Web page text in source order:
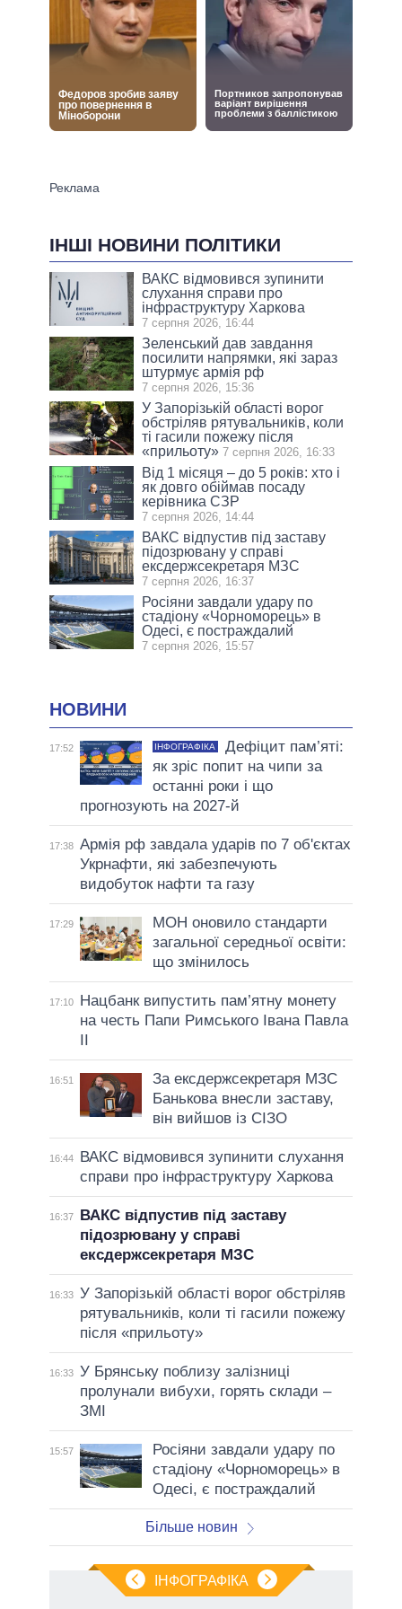
ІНШІ НОВИНИ ПОЛІТИКИ
ВАКС відмовився зупинити
слухання справи про
інфраструктуру Харкова
7 серпня 2026, 16:44
Зеленський дав завдання
посилити напрямки, які зараз
штурмує армія рф
7 серпня 2026, 15:36
У Запорізькій області ворог
обстріляв рятувальників, коли
ті гасили пожежу після
«прильоту» 7 серпня 2026, 16:33
Від 1 місяця – до 5 років: хто і
як довго обіймав посаду
керівника СЗР
7 серпня 2026, 14:44
ВАКС відпустив під заставу
підозрювану у справі
ексдержсекретаря МЗС
7 серпня 2026, 16:37
Росіяни завдали удару по
стадіону «Чорноморець» в
Одесі, є постраждалий
7 серпня 2026, 15:57
НОВИНИ
17:52 ІНФОГРАФІКА
Дефіцит пам’яті:
як зріс попит на чипи за
останні роки і що
прогнозують на 2027-й
17:38 Армія рф завдала ударів по 7 об'єктах
Укрнафти, які забезпечують
видобуток нафти та газу
17:29
МОН оновило стандарти
загальної середньої освіти:
що змінилось
17:10
Нацбанк випустить пам’ятну монету
на честь Папи Римського Івана Павла
II
16:51
За ексдержсекретаря МЗС
Банькова внесли заставу,
він вийшов із СІЗО
16:44
ВАКС відмовився зупинити слухання
справи про інфраструктуру Харкова
16:37
ВАКС відпустив під заставу
підозрювану у справі
ексдержсекретаря МЗС
16:33 У Запорізькій області ворог обстріляв
рятувальників, коли ті гасили пожежу
після «прильоту»
16:33 У Брянську поблизу залізниці
пролунали вибухи, горять склади –
ЗМІ
15:57
Росіяни завдали удару по
стадіону «Чорноморець» в
Одесі, є постраждалий
Більше новин
ІНФОГРАФІКА